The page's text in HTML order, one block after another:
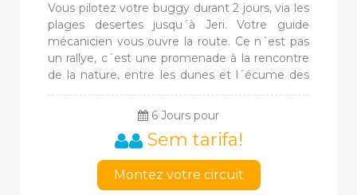
Vous pilotez votre buggy durant 2 jours, via les
plages desertes jusqu´à Jeri. Votre guide
mécanicien vous ouvre la route. Ce n´est pas
un rallye, c´est une promenade à la rencontre
de la nature, entre les dunes et l´écume des
vagues qui découvrent le chemin traditionnel
des villages de pêcheurs.6 Jours pour
Sem tarifa!
Montez votre circuit